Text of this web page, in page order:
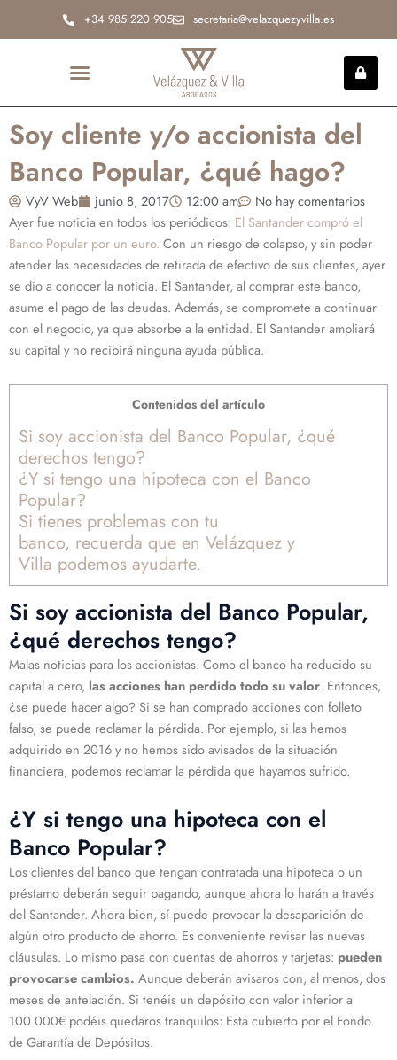
+34 985 220 905 secretaria@velazquezyvilla.es
Soy cliente y/o accionista del
Banco Popular, ¿qué hago?
VyV Web junio 8, 2017 12:00 am
No hay comentarios
Ayer fue noticia en todos los periódicos: El Santander compró el
Banco Popular por un euro. Con un riesgo de colapso, y sin poder
atender las necesidades de retirada de efectivo de sus clientes, ayer
se dio a conocer la noticia. El Santander, al comprar este banco,
asume el pago de las deudas. Además, se compromete a continuar
con el negocio, ya que absorbe a la entidad. El Santander ampliará
su capital y no recibirá ninguna ayuda pública.
Contenidos del artículo
Si soy accionista del Banco Popular, ¿qué
derechos tengo?
¿Y si tengo una hipoteca con el Banco
Popular?
Si tienes problemas con tu
banco, recuerda que en Velázquez y
Villa podemos ayudarte.
Si soy accionista del Banco Popular,
¿qué derechos tengo?
Malas noticias para los accionistas. Como el banco ha reducido su
capital a cero, las acciones han perdido todo su valor. Entonces,
¿se puede hacer algo? Si se han comprado acciones con folleto
falso, se puede reclamar la pérdida. Por ejemplo, si las hemos
adquirido en 2016 y no hemos sido avisados de la situación
financiera, podemos reclamar la pérdida que hayamos sufrido.
¿Y si tengo una hipoteca con el
Banco Popular?
Los clientes del banco que tengan contratada una hipoteca o un
préstamo deberán seguir pagando, aunque ahora lo harán a través
del Santander. Ahora bien, sí puede provocar la desaparición de
algún otro producto de ahorro. Es conveniente revisar las nuevas
cláusulas. Lo mismo pasa con cuentas de ahorros y tarjetas: pueden
provocarse cambios. Aunque deberán avisaros con, al menos, dos
meses de antelación. Si tenéis un depósito con valor inferior a
100.000€ podéis quedaros tranquilos: Está cubierto por el Fondo
de Garantía de Depósitos.